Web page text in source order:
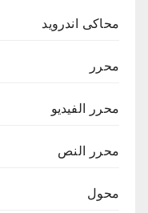
محاكى اندرويد
محرر
محرر الفيديو
محرر النص
محول